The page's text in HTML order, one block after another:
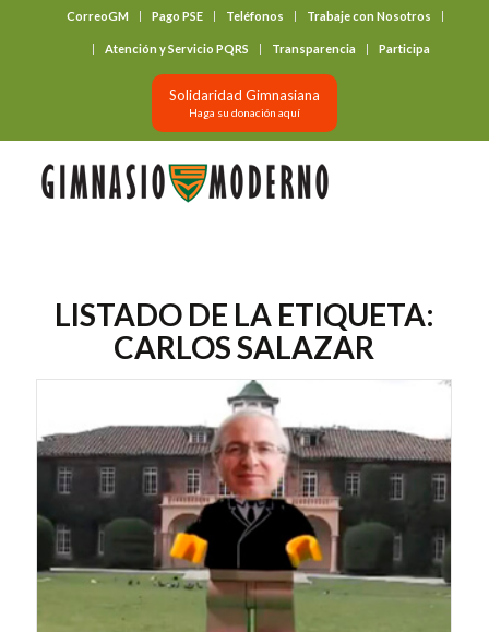
CorreoGM Pago PSE Teléfonos Trabaje con Nosotros
Atención y Servicio PQRS Transparencia Participa
Solidaridad Gimnasiana
Haga su donación aquí
LISTADO DE LA ETIQUETA:
CARLOS SALAZAR